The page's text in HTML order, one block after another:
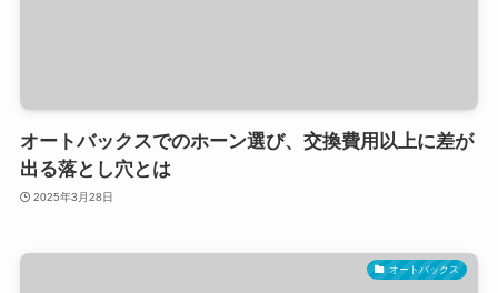
オートバックスでのホーン選び、交換費用以上に差が
出る落とし穴とは
2025年3月28日
オートバックス